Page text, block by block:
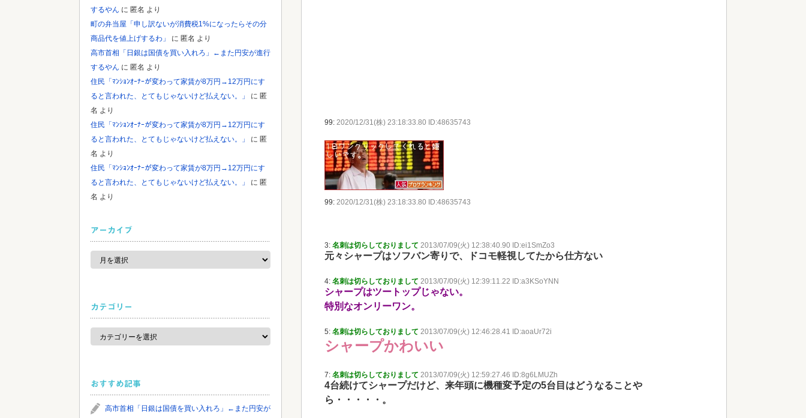
99: 2020/12/31(株) 23:18:33.80 ID:48635743
99: 2020/12/31(株) 23:18:33.80 ID:48635743
3: 名刺は切らしておりまして 2013/07/09(火) 12:38:40.90 ID:ei1SmZo3
元々シャープはソフバン寄りで、ドコモ軽視してたから仕方ない
4: 名刺は切らしておりまして 2013/07/09(火) 12:39:11.22 ID:a3KSoYNN
シャープはツートップじゃない。
特別なオンリーワン。
5: 名刺は切らしておりまして 2013/07/09(火) 12:46:28.41 ID:aoaUr72i
シャープかわいい
7: 名刺は切らしておりまして 2013/07/09(火) 12:59:27.46 ID:8g6LMUZh
4台続けてシャープだけど、来年頭に機種変予定の5台目はどうなることや
ら・・・・・。
するやん に 匿名 より
町の弁当屋「申し訳ないが消費税1%になったらその分
商品代を値上げするわ」
に 匿名 より
高市首相「日銀は国債を買い入れろ」←また円安が進行
するやん に 匿名 より
住民「ﾏﾝｼｮﾝｵｰﾅｰが変わって家賃が8万円→12万円にす
ると言われた、とてもじゃないけど払えない。」
に 匿
名 より
住民「ﾏﾝｼｮﾝｵｰﾅｰが変わって家賃が8万円→12万円にす
ると言われた、とてもじゃないけど払えない。」
に 匿
名 より
住民「ﾏﾝｼｮﾝｵｰﾅｰが変わって家賃が8万円→12万円にす
ると言われた、とてもじゃないけど払えない。」
に 匿
名 より
アーカイブ
ア
カ
カテゴリー
カ
ゴ
おすすめ記事
高市首相「日銀は国債を買い入れろ」←また円安が